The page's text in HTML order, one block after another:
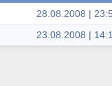
28.08.2008 |
23.08.2008 |